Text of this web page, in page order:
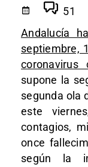
51
Andalucía
septiembre,
coronavirus
supone la
segunda ola
este
contagios,
once
según la